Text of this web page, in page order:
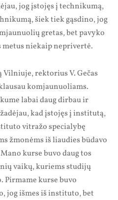
jog įstojęs į technikumą,
šiek tiek gąsdino, jog
gretas, bet pavyko
niekaip neprivertė.
rektorius V. Gečas
komjaunuoliams.
labai daug dirbau ir
kad įstojęs į institutą,
vitražo specialybę
žmonėms iš liaudies būdavo
kurse buvo daug tos
vaikų, kuriems studijų
Pirmame kurse buvo
jog išmes iš instituto, bet